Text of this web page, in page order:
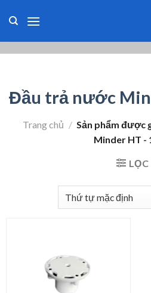
Đầu trả nước
Trang chủ / Sản phẩm được
Minder HT -
LỌC